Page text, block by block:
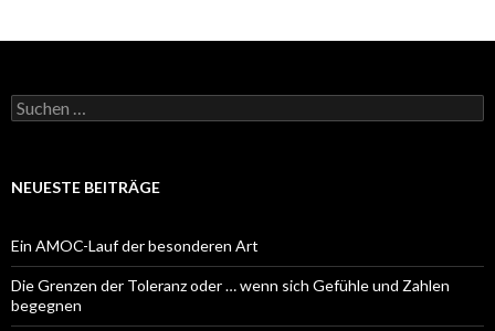
Suchen
nach:
NEUESTE BEITRÄGE
Ein AMOC-Lauf der besonderen Art
Die Grenzen der Toleranz oder … wenn sich Gefühle und Zahlen
begegnen